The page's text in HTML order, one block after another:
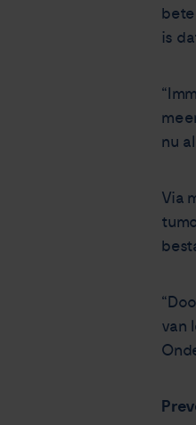
is
nu
Via
van